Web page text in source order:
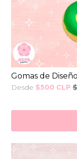
Gomas de Diseño
Desde $500 CLP